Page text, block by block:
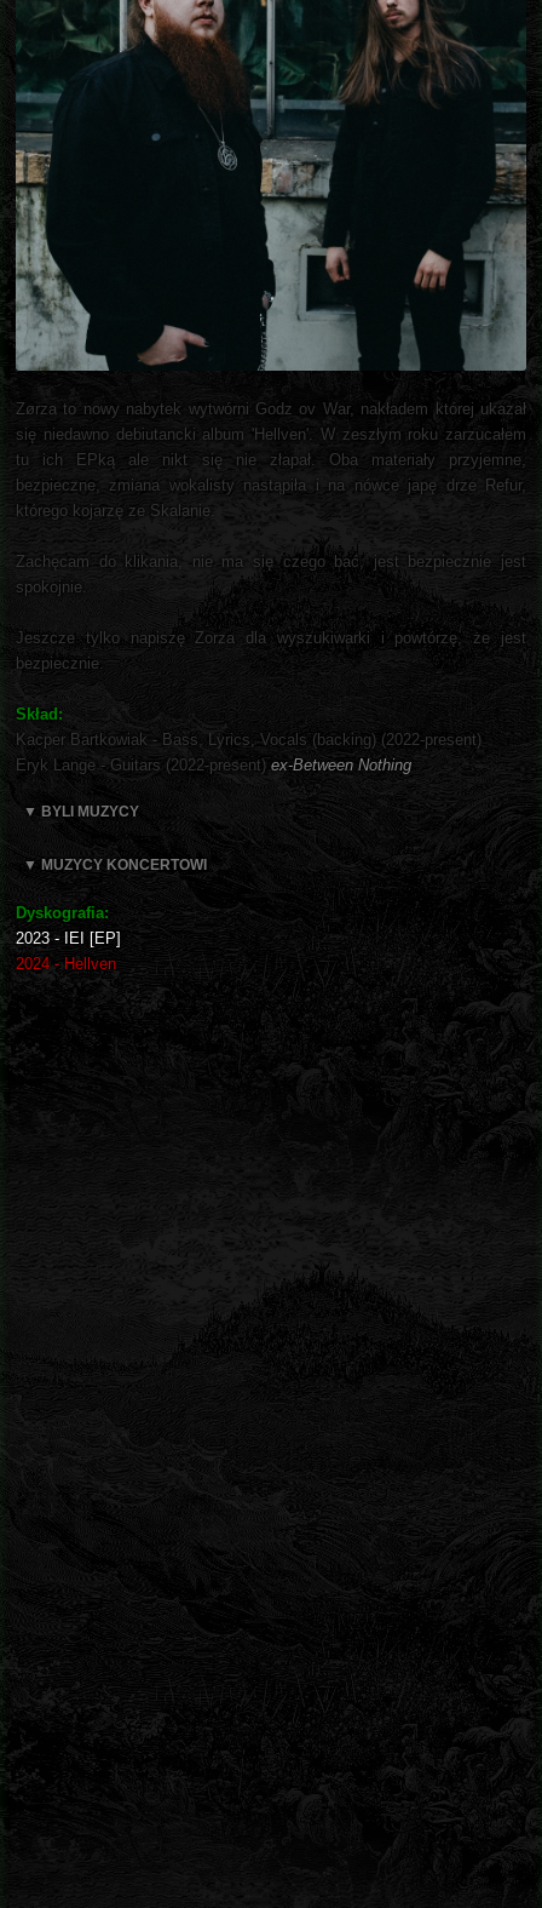
Zørza to nowy nabytek wytwórni Godz ov War, nakładem której ukazał
się niedawno debiutancki album 'Hellven'. W zeszłym roku zarzucałem
tu ich EPką ale nikt się nie złapał. Oba materiały przyjemne,
bezpieczne, zmiana wokalisty nastąpiła i na nówce japę drze Refur,
którego kojarzę ze Skalanie.
Zachęcam do klikania, nie ma się czego bać, jest bezpiecznie jest
spokojnie.
Jeszcze tylko napiszę Zorza dla wyszukiwarki i powtórzę, że jest
bezpiecznie.
Skład:
Kacper Bartkowiak - Bass, Lyrics, Vocals (backing) (2022-present)
Eryk Lange - Guitars (2022-present) ex-Between Nothing
▼ BYLI MUZYCY
▼ MUZYCY KONCERTOWI
Dyskografia:
2023 - IEI [EP]
2024 - Hellven